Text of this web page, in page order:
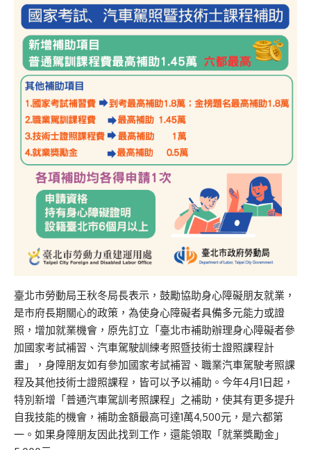
臺北市勞動局王秋冬局長表示，鼓勵協助身心障礙朋友就業，
是市府長期關心的政策，為使身心障礙者具備多元能力或證
照，增加就業機會，原先訂立「臺北市補助辦理身心障礙者參
加國家考試補習、汽車駕駛訓練考照暨技術士證照課程計
畫」，身障朋友如有參加國家考試補習、職業汽車駕駛考照課
程及其他技術士證照課程，皆可以予以補助。今年4月1日起，
特別新增「普通汽車駕訓考照課程」之補助，使其有更多提升
自我技能的機會，補助金額最高可達1萬4,500元，是六都第
一。如果身障朋友因此找到工作，還能領取「就業獎勵金」